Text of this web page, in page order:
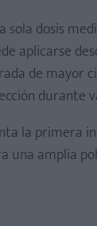
sola dosis
aplicarse
de mayor
durante
la primera
una amplia